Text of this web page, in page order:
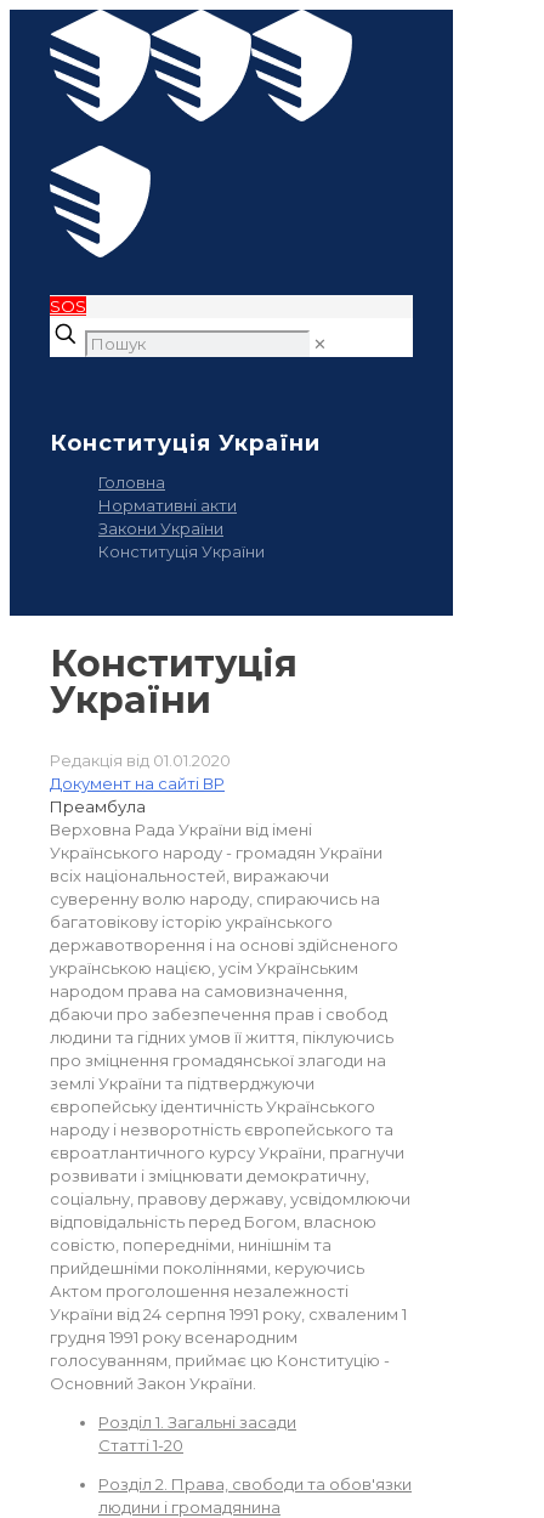
SOS
✕
Конституція України
Головна
Нормативні акти
Закони України
Конституція України
Конституція
України
Редакція від 01.01.2020
Документ на сайті ВР
Преамбула
Верховна Рада України від імені
Українського народу - громадян України
всіх національностей, виражаючи
суверенну волю народу, спираючись на
багатовікову історію українського
державотворення і на основі здійсненого
українською нацією, усім Українським
народом права на самовизначення,
дбаючи про забезпечення прав і свобод
людини та гідних умов її життя, піклуючись
про зміцнення громадянської злагоди на
землі України та підтверджуючи
європейську ідентичність Українського
народу і незворотність європейського та
євроатлантичного курсу України, прагнучи
розвивати і зміцнювати демократичну,
соціальну, правову державу, усвідомлюючи
відповідальність перед Богом, власною
совістю, попередніми, нинішнім та
прийдешніми поколіннями, керуючись
Актом проголошення незалежності
України від 24 серпня 1991 року, схваленим 1
грудня 1991 року всенародним
голосуванням, приймає цю Конституцію -
Основний Закон України.
Розділ 1. Загальні засади
Статті 1-20
Розділ 2. Права, свободи та обов'язки
людини і громадянина